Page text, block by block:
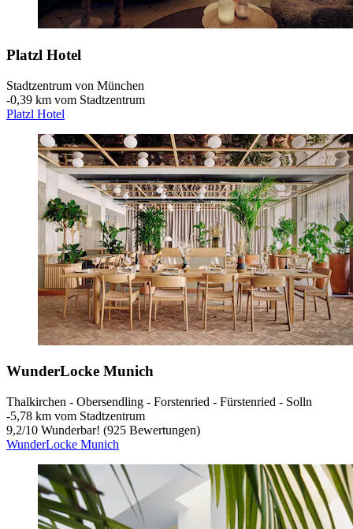
Platzl Hotel
Stadtzentrum von München
‐0,39 km vom Stadtzentrum
Platzl Hotel
WunderLocke Munich
Thalkirchen - Obersendling - Forstenried - Fürstenried - Solln
‐5,78 km vom Stadtzentrum
9,2/10 Wunderbar! (925 Bewertungen)
WunderLocke Munich